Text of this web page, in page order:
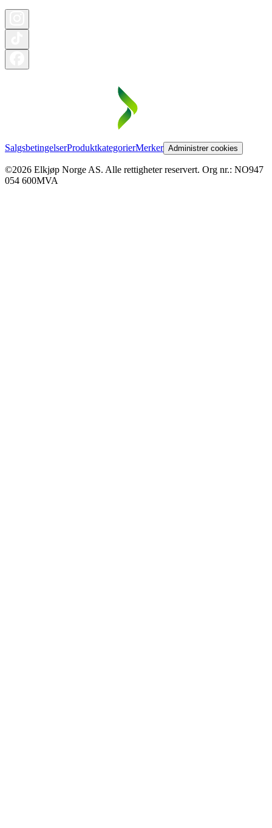
SalgsbetingelserProduktkategorierMerker Administrer cookies
©2026 Elkjøp Norge AS. Alle rettigheter reservert. Org nr.: NO947
054 600MVA